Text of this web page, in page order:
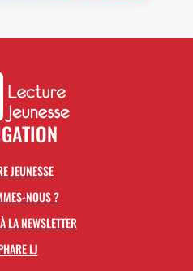
JEUNESSE
NOUS ?
LA NEWSLETTER
LJ